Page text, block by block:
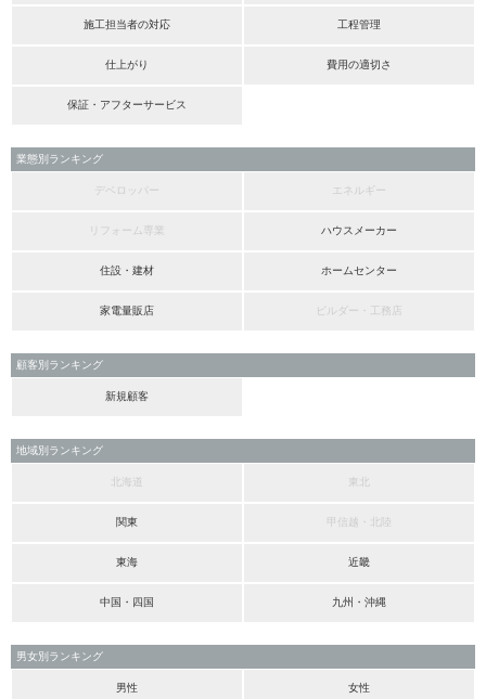
施工担当者の対応 工程管理
仕上がり 費用の適切さ
保証・アフターサービス
業態別ランキング
デベロッパー エネルギー
リフォーム専業 ハウスメーカー
住設・建材 ホームセンター
家電量販店 ビルダー・工務店
顧客別ランキング
新規顧客
地域別ランキング
北海道 東北
関東 甲信越・北陸
東海 近畿
中国・四国 九州・沖縄
男女別ランキング
男性 女性